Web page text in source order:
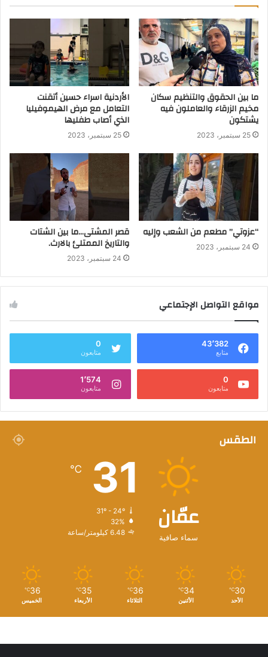
ما بين الحقوق والتنظيم سكان
مخيم الزرقاء والعاملون فيه
يشتكون
25 سبتمبر، 2023
الأردنية اسراء حسين أتقنت
التعامل مع مرض الهيموفيليا
الذي أصاب طفليها
25 سبتمبر، 2023
“عزوتي” مطعم من الشعب وإليه
24 سبتمبر، 2023
قصر المشتى…ما بين الشتات
والتاريخ الممتلئ بالارث.
24 سبتمبر، 2023
مواقع التواصل الإجتماعي
43٬382
متابع
0
متابعون
0
متابعون
1٬574
متابعون
الطقس
عمّان
سماء صافية
31
℃
31º - 24º
32%
6.48 كيلومتر/ساعة
30
℃
الأحد
34
℃
الأثنين
36
℃
الثلاثاء
35
℃
الأربعاء
36
℃
الخميس